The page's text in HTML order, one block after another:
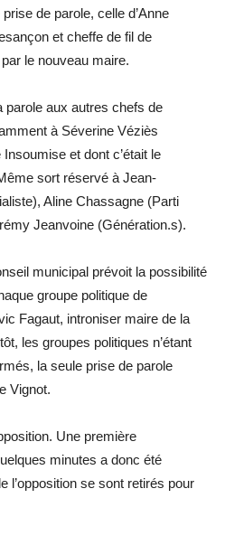
de parole, celle d’Anne
et cheffe de fil de
le nouveau maire.
parole aux autres chefs de
à Séverine Véziès
et dont c’était le
sort réservé à Jean-
Aline Chassagne (Parti
Jeanvoine (Génération.s).
municipal prévoit la possibilité
groupe politique de
Fagaut, introniser maire de la
les groupes politiques n’étant
la seule prise de parole
Vignot.
Une première
minutes a donc été
l’opposition se sont retirés pour